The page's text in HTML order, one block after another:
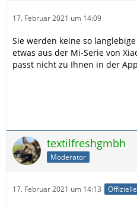
17. Februar 2021 um 14:09
Sie werden keine so
etwas aus der Mi-Serie von
passt nicht zu Ihnen in der
textilfreshgmbh
Moderator
17. Februar 2021 um 14:13